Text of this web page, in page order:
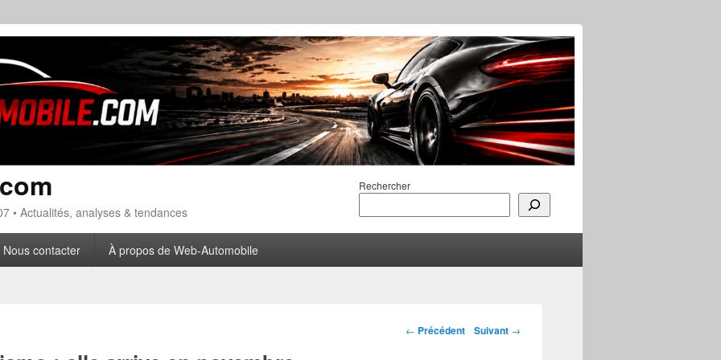
Rechercher
• Actualités, analyses & tendances
Nous contacter À propos de Web-Automobile
Navigation des
← Précédent Suivant →